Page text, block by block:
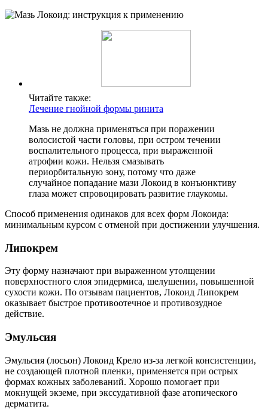
Читайте также:
Лечение гнойной формы ринита
Мазь не должна применяться при поражении
волосистой части головы, при остром течении
воспалительного процесса, при выраженной
атрофии кожи. Нельзя смазывать
периорбитальную зону, потому что даже
случайное попадание мази Локоид в конъюнктиву
глаза может спровоцировать развитие глаукомы.
Способ применения одинаков для всех форм Локоида:
минимальным курсом с отменой при достижении улучшения.
Липокрем
Эту форму назначают при выраженном утолщении
поверхностного слоя эпидермиса, шелушении, повышенной
сухости кожи. По отзывам пациентов, Локоид Липокрем
оказывает быстрое противоотечное и противозудное
действие.
Эмульсия
Эмульсия (лосьон) Локоид Крело из-за легкой консистенции,
не создающей плотной пленки, применяется при острых
формах кожных заболеваний. Хорошо помогает при
мокнущей экземе, при экссудативной фазе атопического
дерматита.